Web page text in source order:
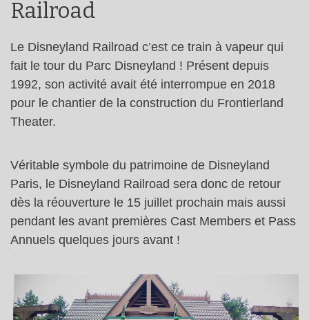
Railroad
Le Disneyland Railroad c’est ce train à vapeur qui
fait le tour du Parc Disneyland ! Présent depuis
1992, son activité avait été interrompue en 2018
pour le chantier de la construction du Frontierland
Theater.
Véritable symbole du patrimoine de Disneyland
Paris, le Disneyland Railroad sera donc de retour
dès la réouverture le 15 juillet prochain mais aussi
pendant les avant premières Cast Members et Pass
Annuels quelques jours avant !